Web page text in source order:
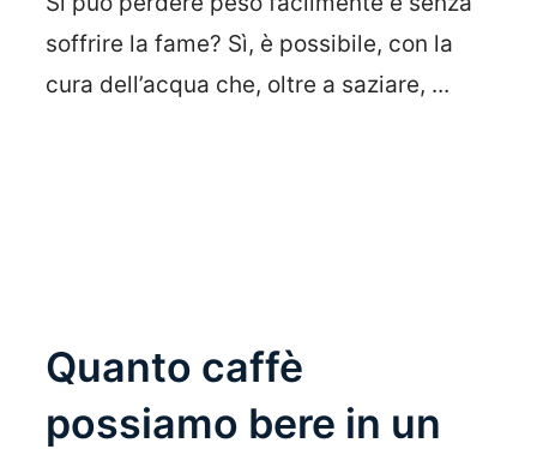
soffrire la fame? Sì, è possibile, con la
cura dell’acqua che, oltre a saziare, ...
Quanto caffè
possiamo bere in un